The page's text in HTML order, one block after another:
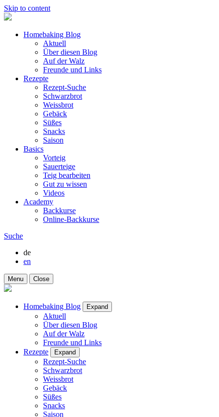
Skip to content
Homebaking Blog
Aktuell
Über diesen Blog
Auf der Walz
Freunde und Links
Rezepte
Rezept-Suche
Schwarzbrot
Weissbrot
Gebäck
Süßes
Snacks
Saison
Basics
Vorteig
Sauerteige
Teig bearbeiten
Gut zu wissen
Videos
Academy
Backkurse
Online-Backkurse
Suche
de
en
Menu Close
Homebaking Blog Expand
Aktuell
Über diesen Blog
Auf der Walz
Freunde und Links
Rezepte
Expand
Rezept-Suche
Schwarzbrot
Weissbrot
Gebäck
Süßes
Snacks
Saison